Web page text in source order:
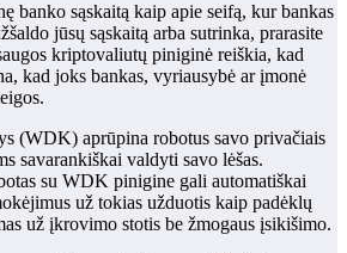
banko sąskaitą kaip apie seifą, kur bankas
jūsų sąskaitą arba sutrinka, prarasite
kriptovaliutų piniginė reiškia, kad
kad joks bankas, vyriausybė ar įmonė
(WDK) aprūpina robotus savo privačiais
savarankiškai valdyti savo lėšas.
su WDK pinigine gali automatiškai
už tokias užduotis kaip padėklų
už įkrovimo stotis be žmogaus įsikišimo.